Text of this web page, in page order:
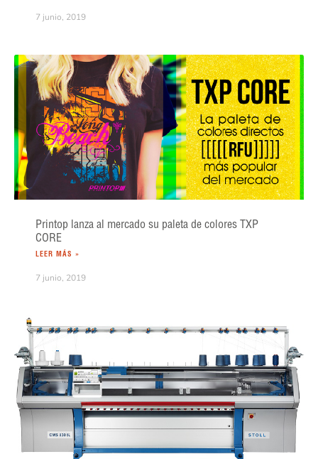
7 junio, 2019
Printop lanza al mercado su paleta de colores TXP
CORE
LEER MÁS »
7 junio, 2019